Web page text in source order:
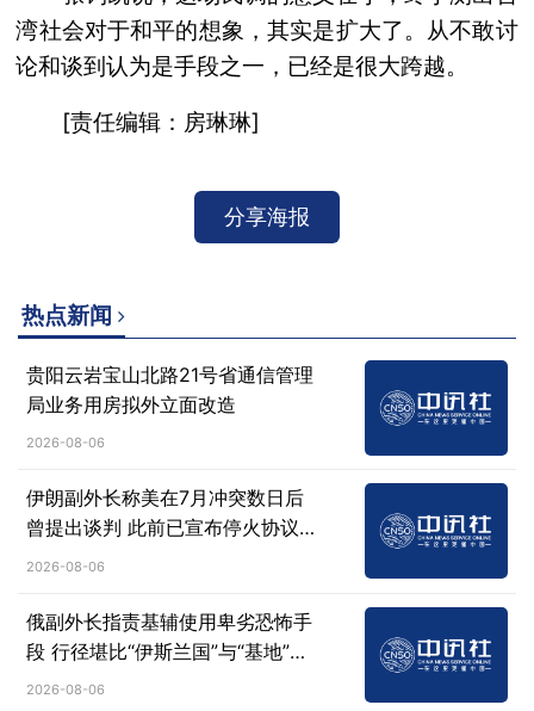
湾社会对于和平的想象，其实是扩大了。从不敢讨
论和谈到认为是手段之一，已经是很大跨越。
[责任编辑：房琳琳]
分享海报
热点新闻
贵阳云岩宝山北路21号省通信管理
局业务用房拟外立面改造
2026-08-06
伊朗副外长称美在7月冲突数日后
曾提出谈判 此前已宣布停火协议
失效
2026-08-06
俄副外长指责基辅使用卑劣恐怖手
段 行径堪比“伊斯兰国”与“基地”组
织
2026-08-06